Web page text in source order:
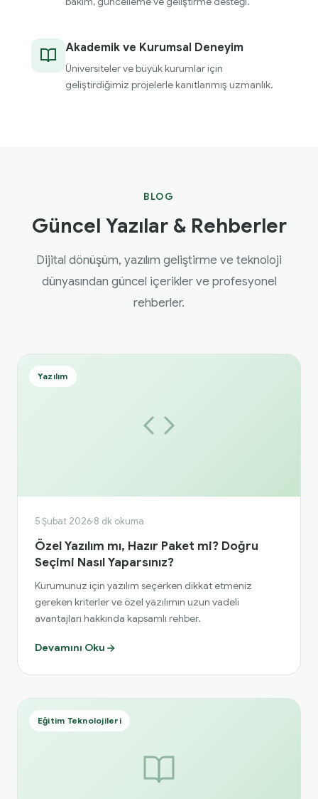
Akademik ve Kurumsal Deneyim
Üniversiteler ve büyük kurumlar için
geliştirdiğimiz projelerle kanıtlanmış uzmanlık.
BLOG
Güncel Yazılar & Rehberler
Dijital dönüşüm, yazılım geliştirme ve teknoloji
dünyasından güncel içerikler ve profesyonel
rehberler.
Yazılım
5 Şubat 2026·8 dk okuma
Özel Yazılım mı, Hazır Paket mi? Doğru
Seçimi Nasıl Yaparsınız?
Kurumunuz için yazılım seçerken dikkat etmeniz
gereken kriterler ve özel yazılımın uzun vadeli
avantajları hakkında kapsamlı rehber.
Devamını Oku
Eğitim Teknolojileri